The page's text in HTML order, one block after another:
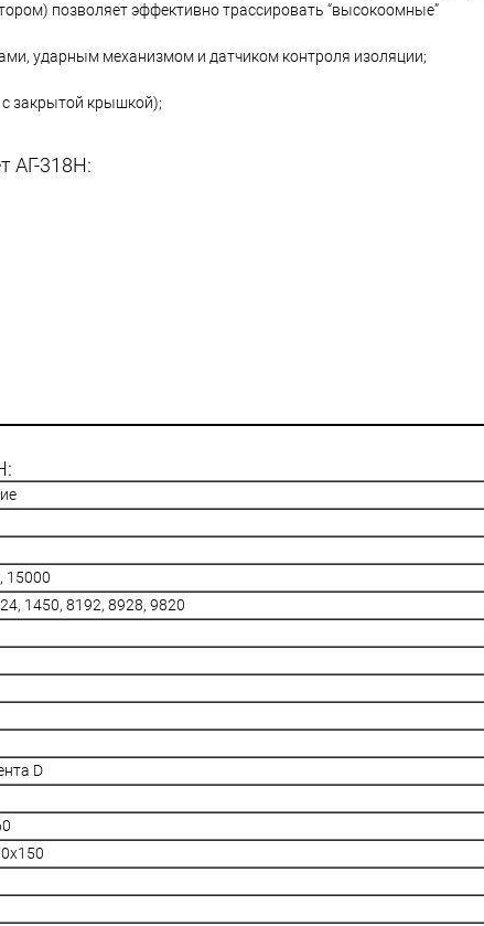
позволяет эффективно трассировать “высокоомные”
ударным механизмом и датчиком контроля изоляции;
закрытой крышкой);
АГ-318Н:
15000
1450, 8192, 8928, 9820
D